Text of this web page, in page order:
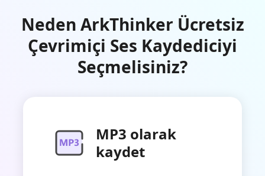
Neden ArkThinker Ücretsiz
Çevrimiçi Ses Kaydediciyi
Seçmelisiniz?
MP3 olarak
kaydet